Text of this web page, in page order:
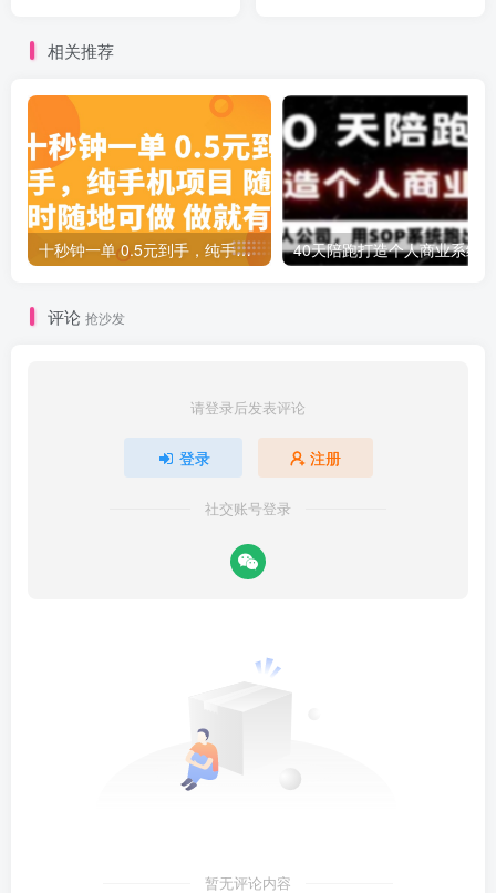
相关推荐
十秒钟一单 0.5元到手，纯手机项目 随时随地可做 做就有
评论 抢沙发
请登录后发表评论
登录 注册
社交账号登录
暂无评论内容